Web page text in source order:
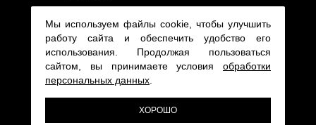
Мы используем файлы cookie, чтобы улучшить
работу сайта и обеспечить удобство его
использования. Продолжая пользоваться
сайтом, вы принимаете условия обработки
персональных данных
ХОРОШО